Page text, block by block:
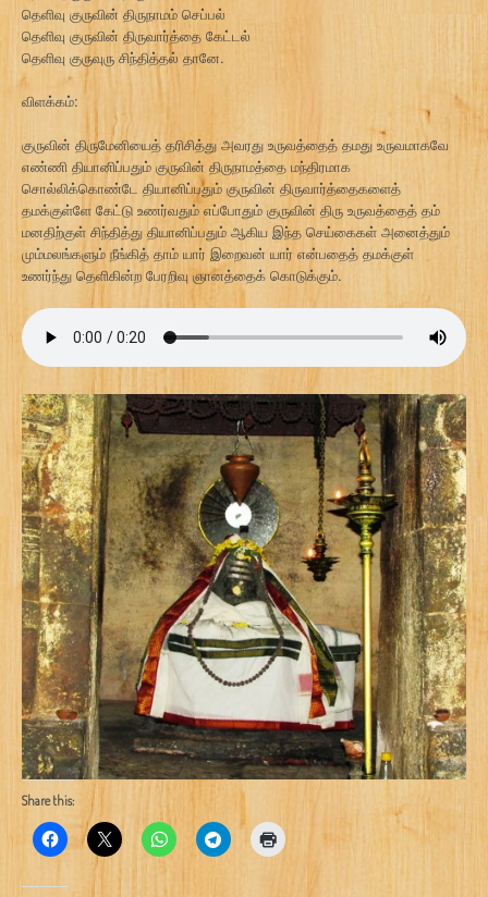
தெளிவு குருவின் திருநாமம் செப்பல்
தெளிவு குருவின் திருவார்த்தை கேட்டல்
தெளிவு குருவுரு சிந்தித்தல் தானே.
விளக்கம்:
குருவின் திருமேனியைத் தரிசித்து அவரது உருவத்தைத் தமது உருவமாகவே
எண்ணி தியானிப்பதும் குருவின் திருநாமத்தை மந்திரமாக
சொல்லிக்கொண்டே தியானிப்பதும் குருவின் திருவார்த்தைகளைத்
தமக்குள்ளே கேட்டு உணர்வதும் எப்போதும் குருவின் திரு உருவத்தைத் தம்
மனதிற்குள் சிந்தித்து தியானிப்பதும் ஆகிய இந்த செய்கைகள் அனைத்தும்
மும்மலங்களும் நீங்கித் தாம் யார் இறைவன் யார் என்பதைத் தமக்குள்
உணர்ந்து தெளிகின்ற பேரறிவு ஞானத்தைக் கொடுக்கும்.
Share this: